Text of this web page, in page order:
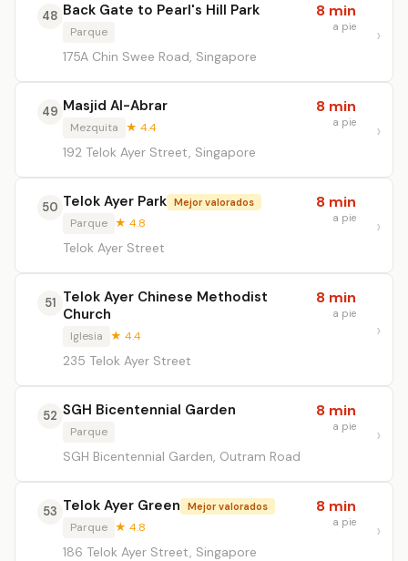
48 Back Gate to Pearl's Hill Park
Parque
175A Chin Swee Road, Singapore
8 min
a pie
49 Masjid Al-Abrar
Mezquita ★ 4.4
192 Telok Ayer Street, Singapore
8 min
a pie
50 Telok Ayer Park Mejor valorados
Parque ★ 4.8
Telok Ayer Street
8 min
a pie
51 Telok Ayer Chinese Methodist
Church
Iglesia ★ 4.4
235 Telok Ayer Street
8 min
a pie
52 SGH Bicentennial Garden
Parque
SGH Bicentennial Garden, Outram Road
8 min
a pie
53 Telok Ayer Green Mejor valorados
Parque ★ 4.8
186 Telok Ayer Street, Singapore
8 min
a pie